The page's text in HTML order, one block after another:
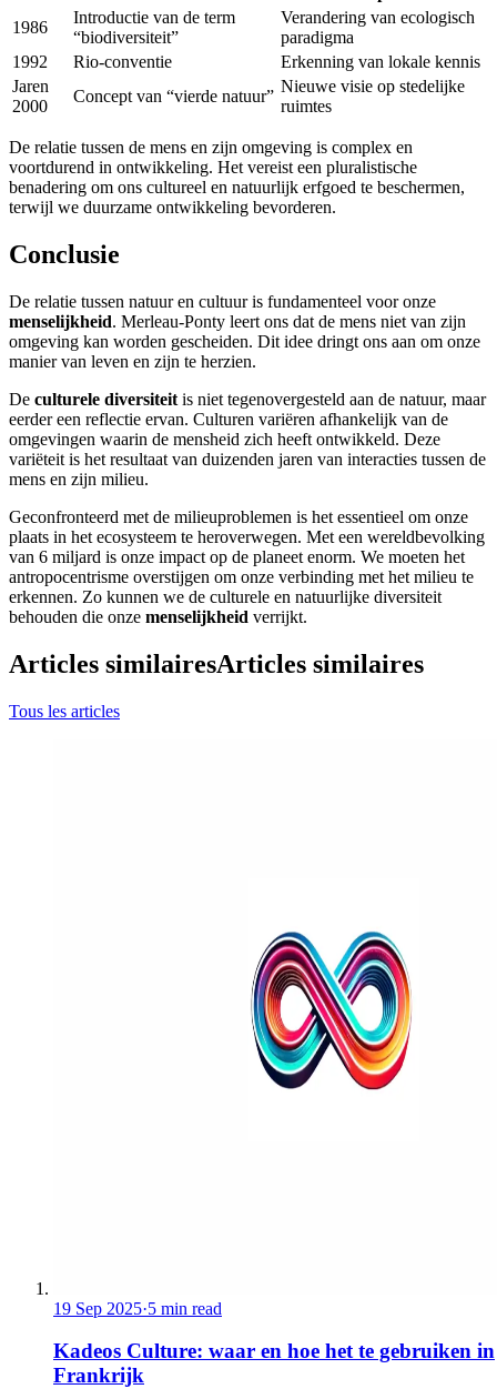
1986
Introductie van de term
“biodiversiteit”
Verandering van ecologisch
paradigma
1992
Rio-conventie
Erkenning van lokale kennis
Jaren
2000
Concept van “vierde natuur”
Nieuwe visie op stedelijke
ruimtes
De relatie tussen de mens en zijn omgeving is complex en
voortdurend in ontwikkeling. Het vereist een pluralistische
benadering om ons cultureel en natuurlijk erfgoed te beschermen,
terwijl we duurzame ontwikkeling bevorderen.
Conclusie
De relatie tussen natuur en cultuur is fundamenteel voor onze
menselijkheid. Merleau-Ponty leert ons dat de mens niet van zijn
omgeving kan worden gescheiden. Dit idee dringt ons aan om onze
manier van leven en zijn te herzien.
De culturele diversiteit is niet tegenovergesteld aan de natuur, maar
eerder een reflectie ervan. Culturen variëren afhankelijk van de
omgevingen waarin de mensheid zich heeft ontwikkeld. Deze
variëteit is het resultaat van duizenden jaren van interacties tussen de
mens en zijn milieu.
Geconfronteerd met de milieuproblemen is het essentieel om onze
plaats in het ecosysteem te heroverwegen. Met een wereldbevolking
van 6 miljard is onze impact op de planeet enorm. We moeten het
antropocentrisme overstijgen om onze verbinding met het milieu te
erkennen. Zo kunnen we de culturele en natuurlijke diversiteit
behouden die onze menselijkheid verrijkt.
Articles similairesArticles similaires
Tous les articles
19 Sep 2025·5 min read
Kadeos Culture: waar en hoe het te gebruiken in
Frankrijk